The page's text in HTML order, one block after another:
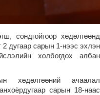
сондгойгоор хөдөлгөөнд
дугаар сарын 1-нээс эхлэн
холбогдох албан
хөдөлгөөний ачаалал
сарын 18-наас